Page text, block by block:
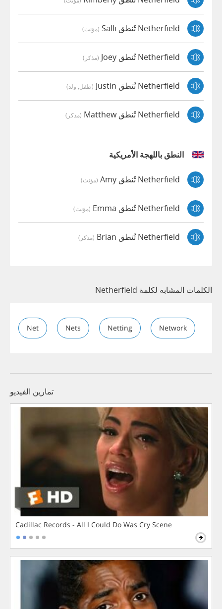
Netherfield تُنطق Salli (مؤنث)
Netherfield تُنطق Joey (مذكر)
Netherfield تُنطق Justin (طفل, ولد)
Netherfield تُنطق Matthew (مذكر)
النطق باللهجة الأمريكية
Netherfield تُنطق Amy (مؤنث)
Netherfield تُنطق Emma (مؤنث)
Netherfield تُنطق Brian (مذكر)
الكلمات المشابه لكلمة Netherfield
Net Nets Netting Network
تمارين الفيديو
Cadillac Records - All I Could Do Was Cry Scene